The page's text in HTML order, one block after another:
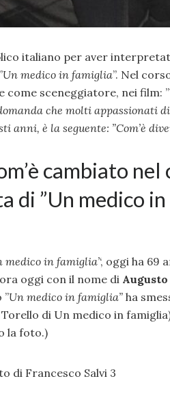
italiano per aver
Un medico in famiglia”. Nel
come sceneggiatore, nei film: ”
che molti appassionati
anni, è la seguente: ”Com’è
cambiato
di ”Un medico
medico in famiglia’‘, oggi ha 69
oggi con il nome di
”Un medico in famiglia” ha
di Un medico in
la foto.)